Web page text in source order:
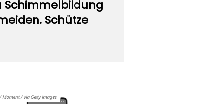
Schimmelbildung
Schütze